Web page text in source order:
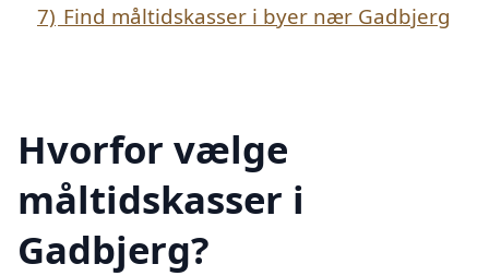
7) Find måltidskasser i byer nær Gadbjerg
Hvorfor vælge
måltidskasser i
Gadbjerg?